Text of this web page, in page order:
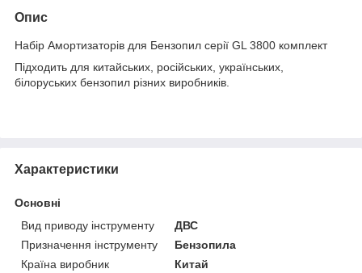
Опис
Набір Амортизаторів для Бензопил серії GL 3800 комплект
Підходить для китайських, російських, українських,
білоруських бензопил різних виробників.
Характеристики
Основні
Вид приводу інструменту
ДВС
Призначення інструменту
Бензопила
Країна виробник
Китай